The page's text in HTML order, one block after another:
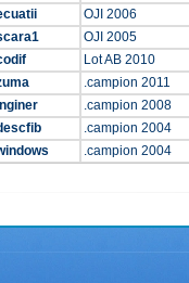
OJI 2006
OJI 2005
Lot AB 2010
.campion 2011
.campion 2008
.campion 2004
.campion 2004